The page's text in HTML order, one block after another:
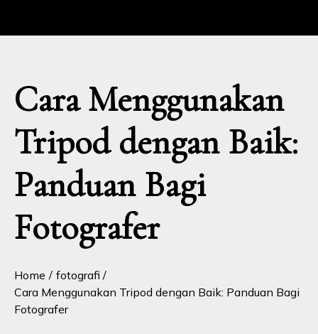
Cara Menggunakan
Tripod dengan Baik:
Panduan Bagi
Fotografer
Home
fotografi
Cara Menggunakan Tripod dengan Baik: Panduan Bagi
Fotografer